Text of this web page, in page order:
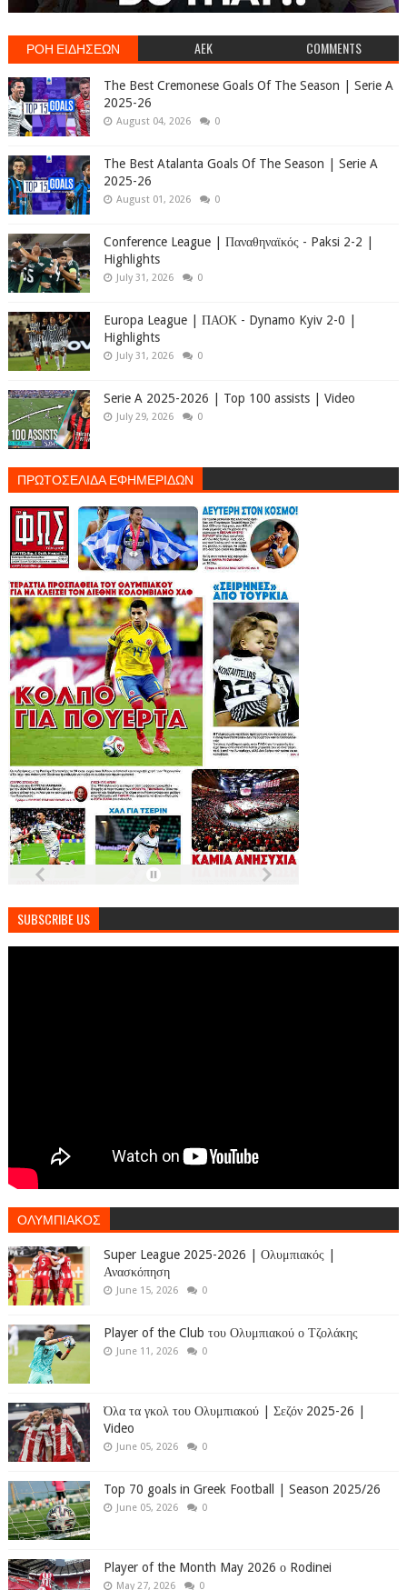
ΡΟΗ ΕΙΔΗΣΕΩΝ AEK COMMENTS
The Best Cremonese Goals Of The Season | Serie A
2025-26
August 04, 2026 0
The Best Atalanta Goals Of The Season | Serie A
2025-26
August 01, 2026 0
Conference League | Παναθηναϊκός - Paksi 2-2 |
Highlights
July 31, 2026 0
Europa League | ΠΑΟΚ - Dynamo Kyiv 2-0 |
Highlights
July 31, 2026 0
Serie A 2025-2026 | Top 100 assists | Video
July 29, 2026 0
ΠΡΩΤΟΣΕΛΙΔΑ ΕΦΗΜΕΡΙΔΩΝ
SUBSCRIBE US
ΟΛΥΜΠΙΑΚΟΣ
Super League 2025-2026 | Ολυμπιακός |
Ανασκόπηση
June 15, 2026 0
Player of the Club του Ολυμπιακού ο Τζολάκης
June 11, 2026 0
Όλα τα γκολ του Ολυμπιακού | Σεζόν 2025-26 |
Video
June 05, 2026 0
Top 70 goals in Greek Football | Season 2025/26
June 05, 2026 0
Player of the Month May 2026 ο Rodinei
May 27, 2026 0